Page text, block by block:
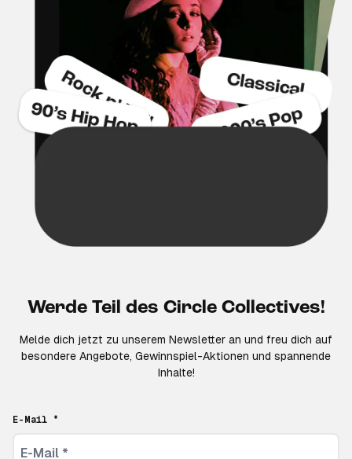
Werde Teil des Circle Collectives!
Melde dich jetzt zu unserem Newsletter an und freu dich auf
besondere Angebote, Gewinnspiel-Aktionen und spannende
Inhalte!
E-Mail *